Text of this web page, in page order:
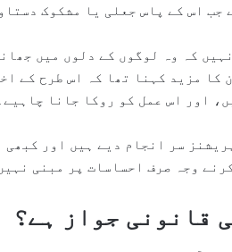
جب اس کے پاس جعلی یا مشکوک
کہ وہ لوگوں کے دلوں میں
کا مزید کہنا تھا کہ اس طرح کے
اور اس عمل کو روکا جانا
سر انجام دیے ہیں اور
وجہ صرف احساسات پر مبنی نہیں
قانونی جواز ہے؟